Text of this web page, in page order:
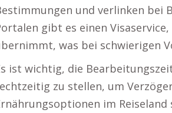
und verlinken bei
gibt es einen
was bei schwierigen
ist wichtig, die
zu stellen, um
im